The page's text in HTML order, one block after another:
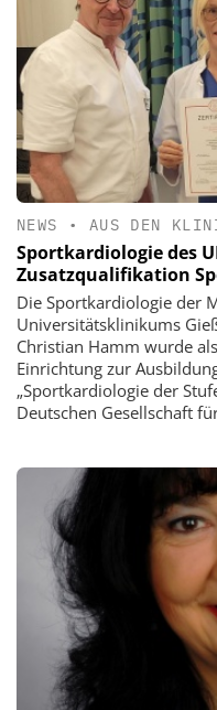
NEWS • AUS DEN
Sportkardiologie des
Zusatzqualifikation
Die Sportkardiologie der
Universitätsklinikums
Christian Hamm wurde
Einrichtung zur
„Sportkardiologie der
Deutschen Gesellschaft